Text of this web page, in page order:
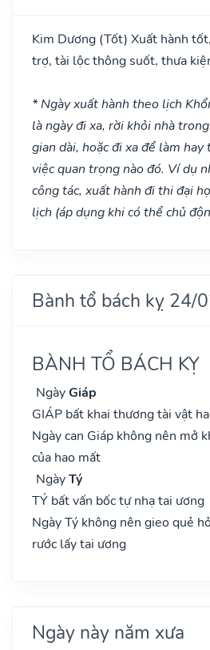
Kim Dương (Tốt) Xuất hành
trợ, tài lộc thông suốt, thưa
* Ngày xuất hành theo lịch
là ngày đi xa, rời khỏi nhà
gian dài, hoặc đi xa để làm
việc quan trọng nào đó. Ví dụ
công tác, xuất hành đi thi đại
lịch (áp dụng khi có thể chủ
Bành tổ bách kỵ 24/
BÀNH TỔ BÁCH KỴ
NgàyGiáp
GIÁP bất khai thương tài vật
Ngày can Giáp không nên mở
của hao mất
NgàyTý
TÝ bất vấn bốc tự nhạ tai ương
Ngày Tý không nên gieo quẻ
rước lấy tai ương
Ngày này năm xưa